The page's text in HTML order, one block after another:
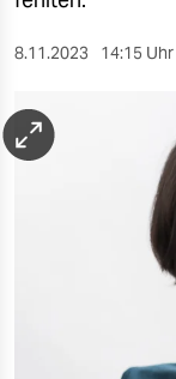
nord
8.11.2023 14:15 Uhr